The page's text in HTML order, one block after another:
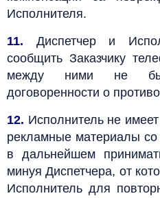
Исполнителя.
11. Диспетчер и
сообщить Заказчику
между ними не
договоренности о
12. Исполнитель не
рекламные материалы
в дальнейшем
минуя Диспетчера, от
Исполнитель для